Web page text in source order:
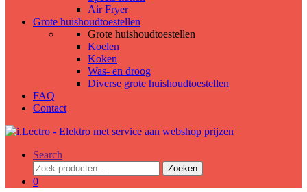
Air Fryer
Grote huishoudtoestellen
Grote huishoudtoestellen
Koelen
Koken
Was- en droog
Diverse grote huishoudtoestellen
FAQ
Contact
Search
Zoeken
naar:
Zoeken
0